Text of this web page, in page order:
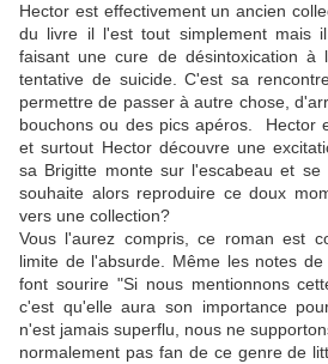
Hector est effectivement un ancien
du livre il l'est tout simplement mais
faisant une cure de désintoxication à
tentative de suicide. C'est sa
permettre de passer à autre chose,
bouchons ou des pics apéros. Hector
et surtout Hector découvre une
sa Brigitte monte sur l'escabeau et
souhaite alors reproduire ce doux
vers une collection?
Vous l'aurez compris, ce roman est
limite de l'absurde. Même les notes
font sourire "Si nous mentionnons
c'est qu'elle aura son importance
n'est jamais superflu, nous ne
normalement pas fan de ce genre de